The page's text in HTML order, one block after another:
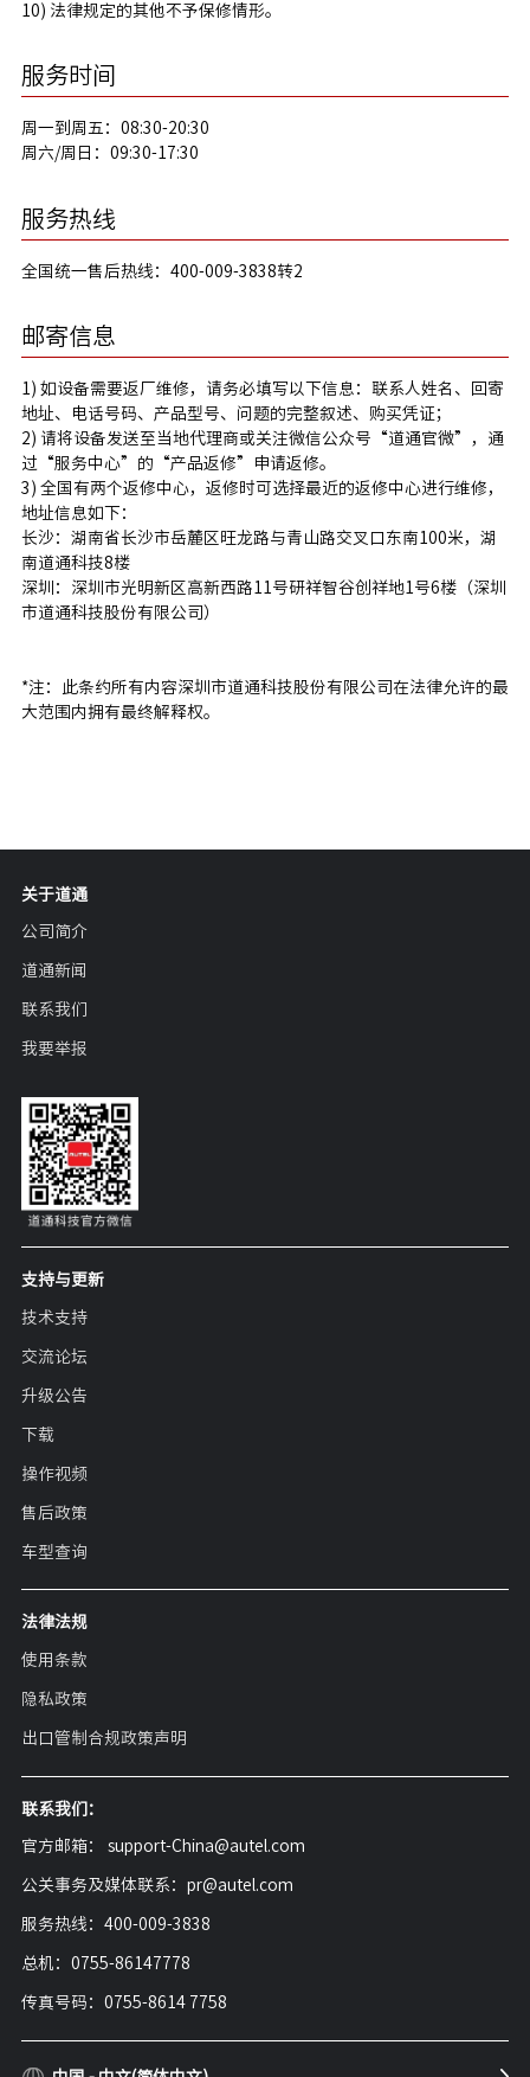
10) 法律规定的其他不予保修情形。
服务时间
周一到周五：08:30-20:30
周六/周日：09:30-17:30
服务热线
全国统一售后热线：400-009-3838转2
邮寄信息
1) 如设备需要返厂维修，请务必填写以下信息：联系人姓名、回寄
地址、电话号码、产品型号、问题的完整叙述、购买凭证；
2) 请将设备发送至当地代理商或关注微信公众号“道通官微”，通
过“服务中心”的“产品返修”申请返修。
3) 全国有两个返修中心，返修时可选择最近的返修中心进行维修，
地址信息如下：
长沙：湖南省长沙市岳麓区旺龙路与青山路交叉口东南100米，湖
南道通科技8楼
深圳：深圳市光明新区高新西路11号研祥智谷创祥地1号6楼（深圳
市道通科技股份有限公司）
*注：此条约所有内容深圳市道通科技股份有限公司在法律允许的最
大范围内拥有最终解释权。
关于道通
公司简介
道通新闻
联系我们
我要举报
支持与更新
技术支持
交流论坛
升级公告
下载
操作视频
售后政策
车型查询
法律法规
使用条款
隐私政策
出口管制合规政策声明
联系我们：
官方邮箱： support-China@autel.com
公关事务及媒体联系：pr@autel.com
服务热线：400-009-3838
总机：0755-86147778
传真号码：0755-8614 7758